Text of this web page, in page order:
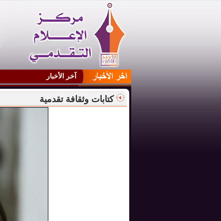
آخر الأخبار
كتابات وثقافة تقدمية